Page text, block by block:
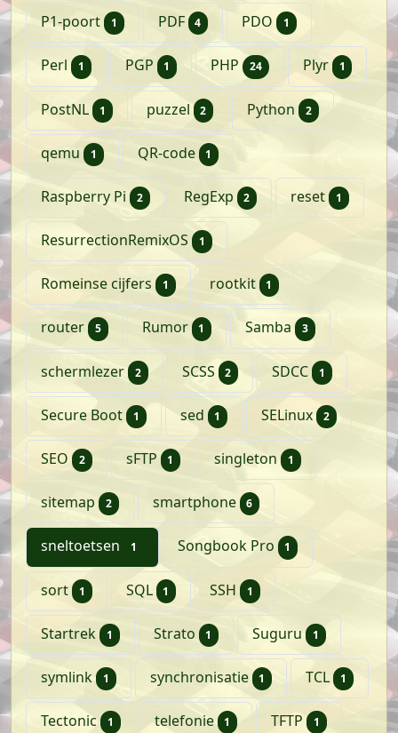
P1-poort 1 artikelPDF 4 artikelen
PDO 1 artikel
Perl 1 artikelPGP 1 artikelPHP 24 artikelen
Plyr 1 artikel
PostNL 1 artikelpuzzel 2 artikelenPython 2 artikelen
qemu 1 artikelQR-code 1 artikel
Raspberry Pi 2 artikelenRegExp 2 artikelen
reset 1 artikel
ResurrectionRemixOS 1 artikel
Romeinse cijfers 1 artikelrootkit 1 artikel
router 5 artikelenRumor 1 artikelSamba 3 artikelen
schermlezer 2 artikelen
SCSS 2 artikelen
SDCC 1 artikel
Secure Boot 1 artikelsed 1 artikelSELinux 2 artikelen
SEO 2 artikelen
sFTP 1 artikelsingleton 1 artikel
sitemap 2 artikelensmartphone 6 artikelen
sneltoetsen 1 artikelSongbook Pro 1 artikel
sort 1 artikelSQL 1 artikelSSH 1 artikel
Startrek 1 artikelStrato 1 artikelSuguru 1 artikel
symlink 1 artikelsynchronisatie 1 artikelTCL 1 artikel
Tectonic 1 artikeltelefonie 1 artikelTFTP 1 artikel